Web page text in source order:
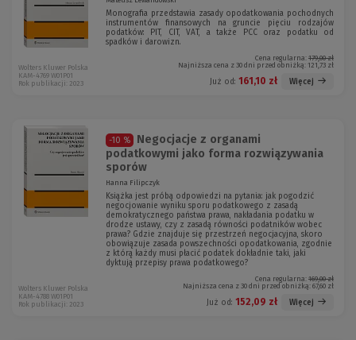
Monografia przedstawia zasady opodatkowania pochodnych
instrumentów finansowych na gruncie pięciu rodzajów
podatków: PIT, CIT, VAT, a także PCC oraz podatku od
spadków i darowizn.
Cena regularna: 179,00 zł
Najniższa cena z 30 dni przed obniżką: 121,73 zł
Już od: 161,10 zł Więcej
Wolters Kluwer Polska
KAM-4769 W01P01
Rok publikacji: 2023
-10 %
Negocjacje z organami
podatkowymi jako forma rozwiązywania
sporów
Hanna Filipczyk
Książka jest próbą odpowiedzi na pytania: jak pogodzić
negocjowanie wyniku sporu podatkowego z zasadą
demokratycznego państwa prawa, nakładania podatku w
drodze ustawy, czy z zasadą równości podatników wobec
prawa? Gdzie znajduje się przestrzeń negocjacyjna, skoro
obowiązuje zasada powszechności opodatkowania, zgodnie
z którą każdy musi płacić podatek dokładnie taki, jaki
dyktują przepisy prawa podatkowego?
Cena regularna: 169,00 zł
Najniższa cena z 30 dni przed obniżką: 67,60 zł
Już od: 152,09 zł Więcej
Wolters Kluwer Polska
KAM-4788 W01P01
Rok publikacji: 2023